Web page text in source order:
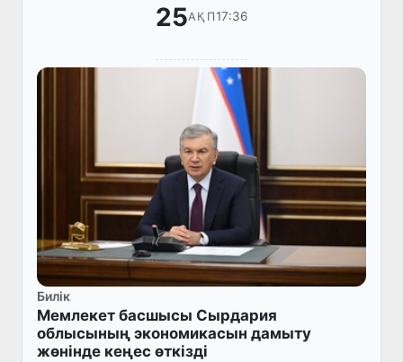
25АҚП17:36
Билік
Мемлекет басшысы Сырдария
облысының экономикасын дамыту
жөнінде кеңес өткізді